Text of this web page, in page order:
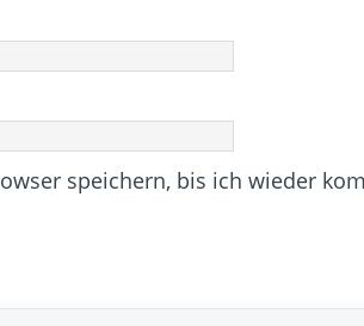
speichern, bis ich wieder